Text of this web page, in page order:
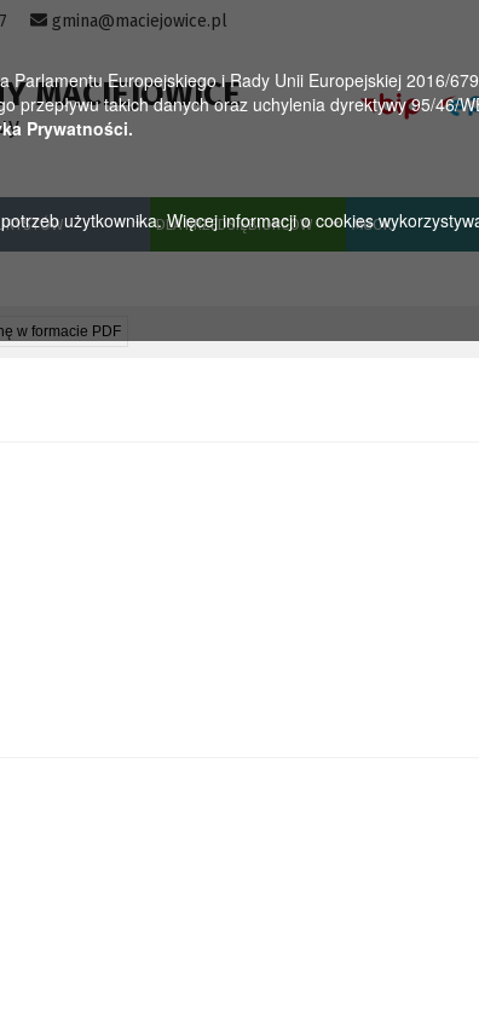
Europejskiego i Rady Unii Europejskiej 2016/
przepływu takich danych oraz uchylenia dyrektywy 95/46/
Prywatności.
użytkownika. Więcej informacji o cookies
gmina@maciejowice.pl
MACIEJOWICE
DLA PRZEDSIĘBIORCÓW MGOK
w formacie PDF